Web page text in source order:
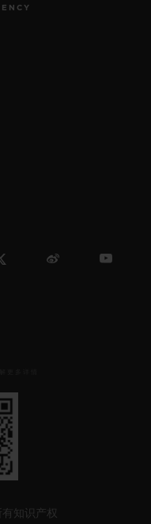
知识产权